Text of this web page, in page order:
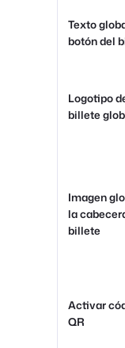
Texto
botón del
Logotipo
billete
Imagen
la
billete
Activar
QR